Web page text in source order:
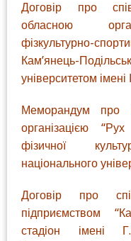
Договір про
обласною
фізкультурно-
Кам’янець-
університетом імені
Меморандум про
організацією
фізичної
національного
Договір про
підприємством
стадіон імені